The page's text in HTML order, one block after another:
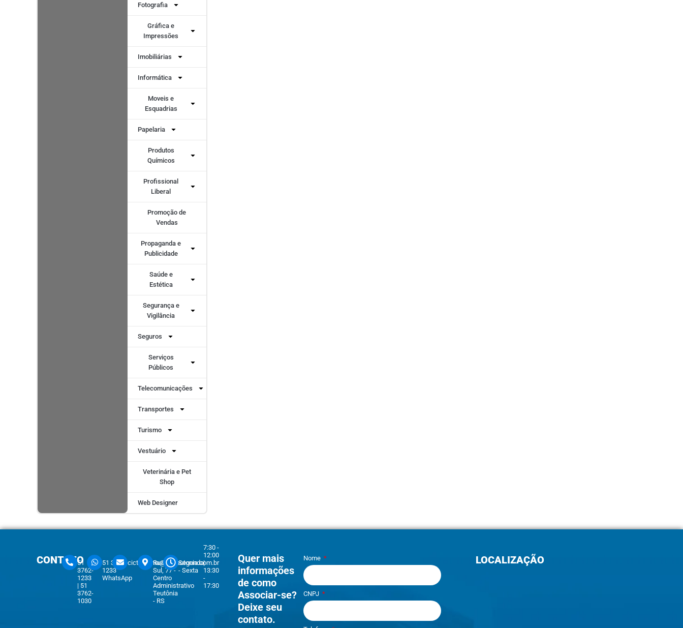
Fotografia
Gráfica e
Impressões
Imobiliárias
Informática
Moveis e
Esquadrias
Papelaria
Produtos
Químicos
Profissional
Liberal
Promoção de
Vendas
Propaganda e
Publicidade
Saúde e
Estética
Segurança e
Vigilância
Seguros
Serviços
Públicos
Telecomunicações
Transportes
Turismo
Vestuário
Veterinária e Pet
Shop
Web Designer
CONTATO
51
3762-
1233
| 51
3762-
1030
51 3762-
1233
WhatsApp
cicteutonia@cicteutonia.com.br
Rua Um
Sul, 77 -
Centro
Administrativo
Teutônia
- RS
Segunda
- Sexta
7:30 -
12:00
|
13:30
-
17:30
Quer mais
informações
de como
Associar-se?
Deixe seu
contato.
Nome
CNPJ
LOCALIZAÇÃO